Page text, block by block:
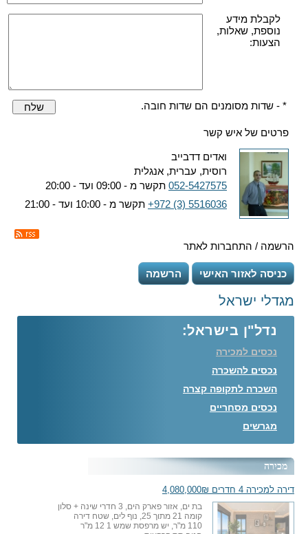
לקבלת מידע
נוספת, שאלות,
הצעות:
* - שדות מסומנים הם שדות חובה. שלח
פרטים של איש קשר
ואדים דדבייב
רוסית, עברית, אנגלית
052-5427575 תקשר מ - 09:00 ועד - 20:00
+972 (3) 5516036 תקשר מ - 10:00 ועד - 21:00
הרשמה / התחברות לאתר
כניסה לאזור האישי הרשמה
מגדלי ישראל
נדל"ן בישראל:
נכסים למכירה
נכסים להשכרה
השכרה לתקופה קצרה
נכסים מסחריים
מגרשים
מכירה
דירה למכירה 4 חדרים 4,080,000₪
בת ים, אזור פארק הים, 3 חדרי שינה + סלון
קומה 21 מתוך 25, נוף לים, שטח דירה
110 מ"ר, יש מרפסת שמש 1 12 מ"ר